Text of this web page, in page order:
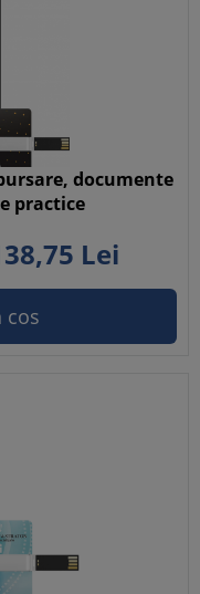
documente
practice
75 Lei
cos